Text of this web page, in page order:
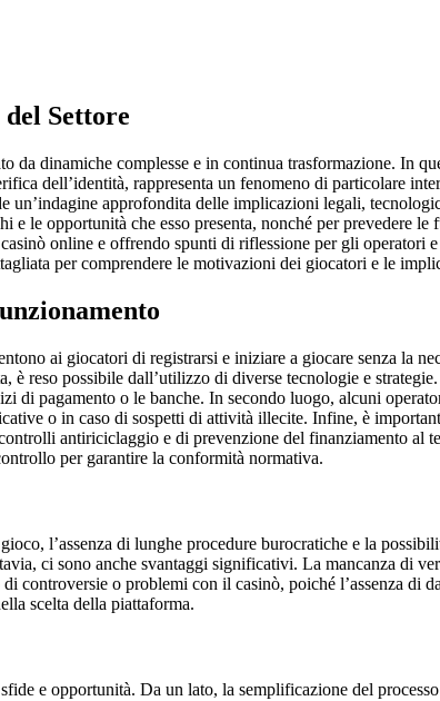
Settore
dinamiche complesse e in continua trasformazione. In
dell’identità, rappresenta un fenomeno di particolare
approfondita delle implicazioni legali,
le opportunità che esso presenta, nonché per prevedere
online e offrendo spunti di riflessione per gli operatori
per comprendere le motivazioni dei giocatori e le
ai giocatori di registrarsi e iniziare a giocare senza la
è reso possibile dall’utilizzo di diverse tecnologie e
pagamento o le banche. In secondo luogo, alcuni
o in caso di sospetti di attività illecite. Infine, è
antiriciclaggio e di prevenzione del finanziamento al
per garantire la conformità normativa.
l’assenza di lunghe procedure burocratiche e la
ci sono anche svantaggi significativi. La mancanza di
controversie o problemi con il casinò, poiché l’assenza di
scelta della piattaforma.
e opportunità. Da un lato, la semplificazione del